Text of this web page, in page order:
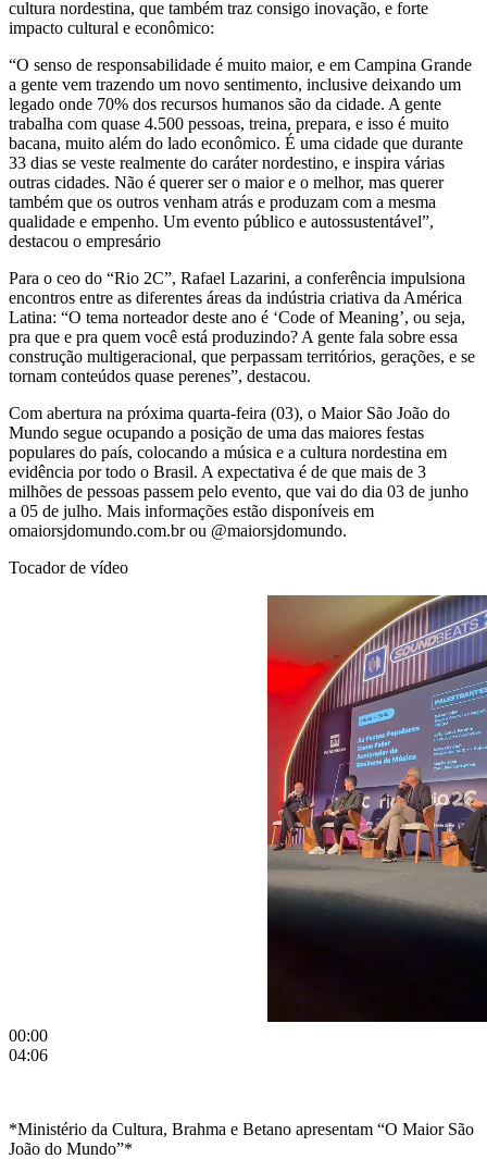
cultura nordestina, que também traz consigo inovação, e forte
impacto cultural e econômico:
“O senso de responsabilidade é muito maior, e em Campina Grande
a gente vem trazendo um novo sentimento, inclusive deixando um
legado onde 70% dos recursos humanos são da cidade. A gente
trabalha com quase 4.500 pessoas, treina, prepara, e isso é muito
bacana, muito além do lado econômico. É uma cidade que durante
33 dias se veste realmente do caráter nordestino, e inspira várias
outras cidades. Não é querer ser o maior e o melhor, mas querer
também que os outros venham atrás e produzam com a mesma
qualidade e empenho. Um evento público e autossustentável”,
destacou o empresário
Para o ceo do “Rio 2C”, Rafael Lazarini, a conferência impulsiona
encontros entre as diferentes áreas da indústria criativa da América
Latina: “O tema norteador deste ano é ‘Code of Meaning’, ou seja,
pra que e pra quem você está produzindo? A gente fala sobre essa
construção multigeracional, que perpassam territórios, gerações, e se
tornam conteúdos quase perenes”, destacou.
Com abertura na próxima quarta-feira (03), o Maior São João do
Mundo segue ocupando a posição de uma das maiores festas
populares do país, colocando a música e a cultura nordestina em
evidência por todo o Brasil. A expectativa é de que mais de 3
milhões de pessoas passem pelo evento, que vai do dia 03 de junho
a 05 de julho. Mais informações estão disponíveis em
omaiorsjdomundo.com.br ou @maiorsjdomundo.
Tocador de vídeo
00:00
04:06
*Ministério da Cultura, Brahma e Betano apresentam “O Maior São
João do Mundo”*